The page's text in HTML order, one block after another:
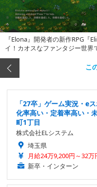
『Elona』開発者の新作RPG『
イ！カオスなファンタジー世界
こ
「27卒」ゲーム実況・e
化率高い・定着率高い・
町1丁目
株式会社ELシステム
埼玉県
月給24万9,200円～32万
新卒・インターン